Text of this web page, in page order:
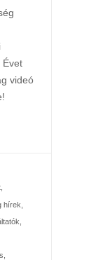
Évet
videó
,
hírek